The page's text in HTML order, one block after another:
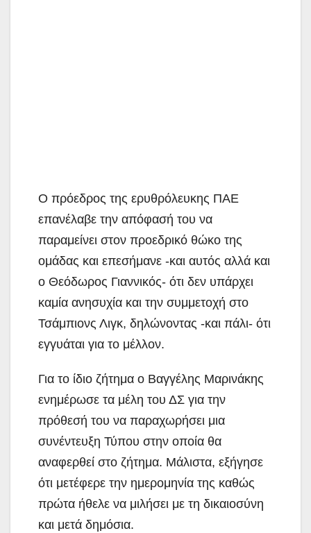
Ο πρόεδρος της ερυθρόλευκης ΠΑΕ
επανέλαβε την απόφασή του να
παραμείνει στον προεδρικό θώκο της
ομάδας και επεσήμανε -και αυτός αλλά και
ο Θεόδωρος Γιαννικός- ότι δεν υπάρχει
καμία ανησυχία και την συμμετοχή στο
Τσάμπιονς Λιγκ, δηλώνοντας -και πάλι- ότι
εγγυάται για το μέλλον.
Για το ίδιο ζήτημα ο Βαγγέλης Μαρινάκης
ενημέρωσε τα μέλη του ΔΣ για την
πρόθεσή του να παραχωρήσει μια
συνέντευξη Τύπου στην οποία θα
αναφερθεί στο ζήτημα. Μάλιστα, εξήγησε
ότι μετέφερε την ημερομηνία της καθώς
πρώτα ήθελε να μιλήσει με τη δικαιοσύνη
και μετά δημόσια.